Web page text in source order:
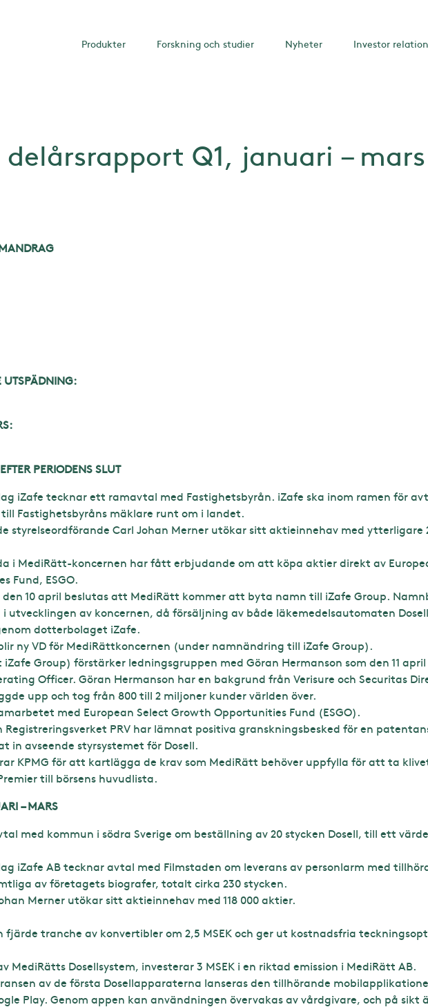
Produkter Forskning och studier Nyheter Investor
Q1, januari – mars
UTSPÄDNING:
PERIODENS SLUT
iZafe tecknar ett ramavtal med Fastighetsbyrån. iZafe ska inom ramen för
Fastighetsbyråns mäklare runt om i landet.
styrelseordförande Carl Johan Merner utökar sitt aktieinnehav med ytterligare
i MediRätt-koncernen har fått erbjudande om att köpa aktier direkt av
Fund, ESGO.
10 april beslutas att MediRätt kommer att byta namn till iZafe Group.
utvecklingen av koncernen, då försäljning av både läkemedelsautomaten
dotterbolaget iZafe.
ny VD för MediRättkoncernen (under namnändring till iZafe Group).
Group) förstärker ledningsgruppen med Göran Hermanson som den 11
Officer. Göran Hermanson har en bakgrund från Verisure och Securitas
upp och tog från 800 till 2 miljoner kunder världen över.
med European Select Growth Opportunities Fund (ESGO).
Registreringsverket PRV har lämnat positiva granskningsbesked för en
in avseende styrsystemet för Dosell.
KPMG för att kartlägga de krav som MediRätt behöver uppfylla för att ta
till börsens huvudlista.
– MARS
med kommun i södra Sverige om beställning av 20 stycken Dosell, till ett värde
iZafe AB tecknar avtal med Filmstaden om leverans av personlarm med
av företagets biografer, totalt cirka 230 stycken.
Carl Johan Merner utökar sitt aktieinnehav med 118
fjärde tranche av konvertibler om 2,5 MSEK och ger ut kostnadsfria
MediRätts Dosellsystem, investerar 3 MSEK i en riktad emission i MediRätt AB.
av de första Dosellapparaterna lanseras den tillhörande
Play. Genom appen kan användningen övervakas av vårdgivare, och på sikt